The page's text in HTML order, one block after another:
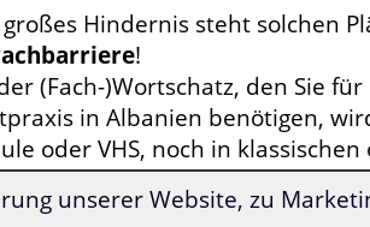
großes Hindernis steht solchen
!
(Fach-)Wortschatz, den Sie
in Albanien benötigen,
oder VHS, noch in
gibt es auf dem Markt auch
unserer Website, zu